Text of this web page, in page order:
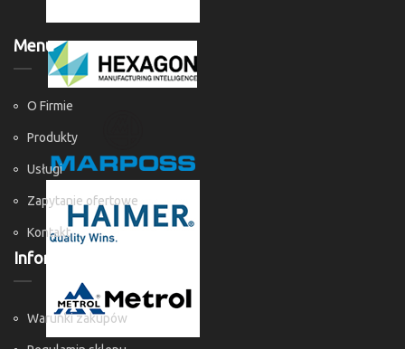
Menu
O Firmie
Produkty
Usługi
Zapytanie ofertowe
Kontakt
Informacje
Warunki zakupów